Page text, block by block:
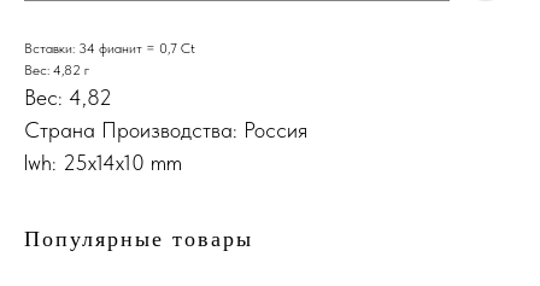
Вставки: 34 фианит = 0,7 Ct
Вес: 4,82 г
Вес: 4,82
Страна Производства: Россия
lwh: 25x14x10 mm
Популярные товары